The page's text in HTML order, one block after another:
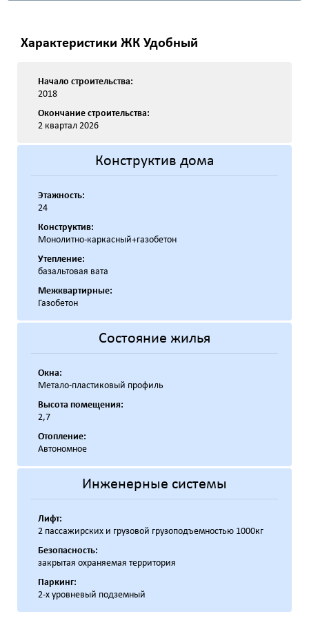
Характеристики ЖК Удобный
Начало строительства:
2018
Окончание строительства:
2 квартал 2026
Конструктив дома
Этажность:
24
Конструктив:
Монолитно-каркасный+газобетон
Утепление:
базальтовая вата
Межквартирные:
Газобетон
Состояние жилья
Окна:
Метало-пластиковый профиль
Высота помещения:
2,7
Отопление:
Автономное
Инженерные системы
Лифт:
2 пассажирских и грузовой грузоподъемностью 1000кг
Безопасность:
закрытая охраняемая территория
Паркинг:
2-х уровневый подземный